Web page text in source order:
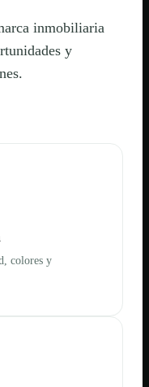
inmobiliaria
y
colores y